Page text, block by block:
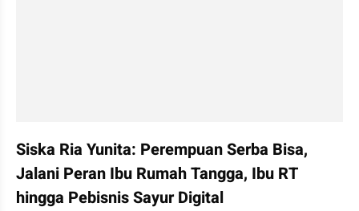
Siska Ria Yunita: Perempuan Serba Bisa,
Jalani Peran Ibu Rumah Tangga, Ibu RT
hingga Pebisnis Sayur Digital